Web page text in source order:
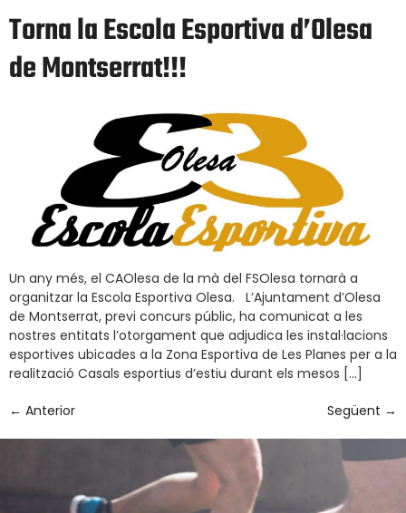
Torna la Escola Esportiva d’Olesa
de Montserrat!!!
Un any més, el CAOlesa de la mà del FSOlesa tornarà a
organitzar la Escola Esportiva Olesa. L’Ajuntament d’Olesa
de Montserrat, previ concurs públic, ha comunicat a les
nostres entitats l’otorgament que adjudica les instal·lacions
esportives ubicades a la Zona Esportiva de Les Planes per a la
realització Casals esportius d’estiu durant els mesos […]
← Anterior Següent →